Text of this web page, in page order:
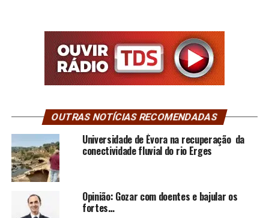
OUTRAS NOTÍCIAS RECOMENDADAS
Universidade de Évora na recuperação da
conectividade fluvial do rio Erges
Opinião: Gozar com doentes e bajular os
fortes…